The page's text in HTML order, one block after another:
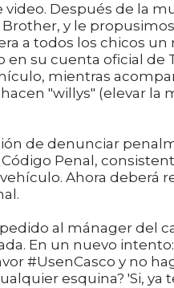
video. Después de la
y le
a todos los chicos
en su cuenta oficial de
mientras
"willys" (elevar la
de denunciar
Penal,
Ahora deberá
al mánager del
En un nuevo
#UsenCasco y no
esquina? 'Si, ya